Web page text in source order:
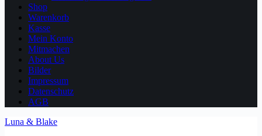
Shop
Warenkorb
Kasse
Mein Konto
Mitmachen
About Us
Bilder
Impressum
Datenschutz
AGB
Luna & Blake